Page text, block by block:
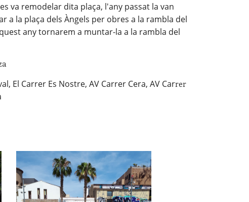
va remodelar dita plaça, l'any passat la van
a la plaça dels Àngels per obres a la rambla del
any tornarem a muntar-la a la rambla del
El Carrer Es Nostre, AV Carrer Cera, AV Carrer